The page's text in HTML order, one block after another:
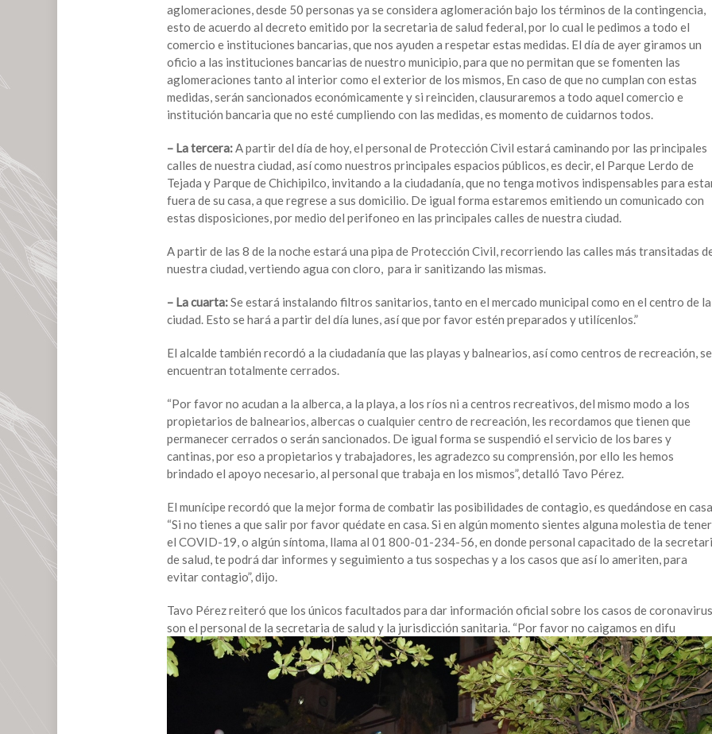
aglomeraciones, desde 50 personas ya se considera aglomeración bajo los términos de la contingencia,
esto de acuerdo al decreto emitido por la secretaria de salud federal, por lo cual le pedimos a todo el
comercio e instituciones bancarias, que nos ayuden a respetar estas medidas. El día de ayer giramos un
oficio a las instituciones bancarias de nuestro municipio, para que no permitan que se fomenten las
aglomeraciones tanto al interior como el exterior de los mismos, En caso de que no cumplan con estas
medidas, serán sancionados económicamente y si reinciden, clausuraremos a todo aquel comercio e
institución bancaria que no esté cumpliendo con las medidas, es momento de cuidarnos todos.
– La tercera:A partir del día de hoy, el personal de Protección Civil estará caminando por las principales
calles de nuestra ciudad, así como nuestros principales espacios públicos, es decir, el Parque Lerdo de
Tejada y Parque de Chichipilco, invitando a la ciudadanía, que no tenga motivos indispensables para
fuera de su casa, a que regrese a sus domicilio. De igual forma estaremos emitiendo un comunicado con
estas disposiciones, por medio del perifoneo en las principales calles de nuestra ciudad.
A partir de las 8 de la noche estará una pipa de Protección Civil, recorriendo las calles más transitadas
nuestra ciudad, vertiendo agua con cloro, para ir sanitizando las mismas.
– La cuarta:Se estará instalando filtros sanitarios, tanto en el mercado municipal como en el centro de la
ciudad. Esto se hará a partir del día lunes, así que por favor estén preparados y utilícenlos.”
El alcalde también recordó a la ciudadanía que las playas y balnearios, así como centros de recreación, se
encuentran totalmente cerrados.
“Por favor no acudan a la alberca, a la playa, a los ríos ni a centros recreativos, del mismo modo a los
propietarios de balnearios, albercas o cualquier centro de recreación, les recordamos que tienen que
permanecer cerrados o serán sancionados. De igual forma se suspendió el servicio de los bares y
cantinas, por eso a propietarios y trabajadores, les agradezco su comprensión, por ello les hemos
brindado el apoyo necesario, al personal que trabaja en los mismos”, detalló Tavo Pérez.
El munícipe recordó que la mejor forma de combatir las posibilidades de contagio, es quedándose en
“Si no tienes a que salir por favor quédate en casa. Si en algún momento sientes alguna molestia de tener
el COVID-19, o algún síntoma, llama al 01 800-01-234-56, en donde personal capacitado de la
de salud, te podrá dar informes y seguimiento a tus sospechas y a los casos que así lo ameriten, para
evitar contagio”, dijo.
Tavo Pérez reiteró que los únicos facultados para dar información oficial sobre los casos de
son el personal de la secretaria de salud y la jurisdicción sanitaria. “Por favor no caigamos en difu